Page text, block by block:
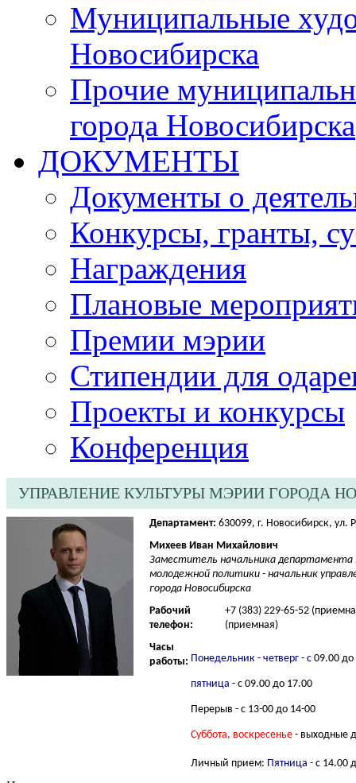
Муниципальные
Новосибирска
Прочие
города Новосибирска
ДОКУМЕНТЫ
Документы о
Конкурсы, гранты,
Награждения
Плановые
Премии мэрии
Стипендии для
Проекты и конкурсы
Конференция
УПРАВЛЕНИЕ КУЛЬТУРЫ МЭРИИ ГОРОДА
Департамент: 630099, г. Новосибирск, ул.
Михеев Иван Михайлович
Заместитель начальника департамента
молодежной политики - начальник
города Новосибирска
Рабочий
телефон:
+7 (383) 229-65-52
(приемная)
Часы
работы: Понедельник - четверг - с 09.00 до
пятница - с 09.00 до 17.00
Перерыв - с 13-00 до 14-00
Суббота, воскресенье - выходные
Личный прием: Пятница - с 14.00